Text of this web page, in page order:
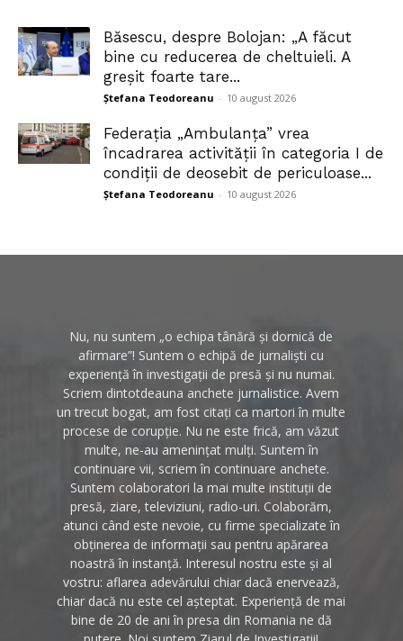
Băsescu, despre Bolojan: „A făcut
bine cu reducerea de cheltuieli. A
greșit foarte tare...
Ștefana Teodoreanu - 10 august 2026
Federația „Ambulanța” vrea
încadrarea activității în categoria I de
condiții de deosebit de periculoase...
Ștefana Teodoreanu - 10 august 2026
Nu, nu suntem „o echipa tânără și dornică de
afirmare”! Suntem o echipă de jurnaliști cu
experiență în investigații de presă și nu numai.
Scriem dintotdeauna anchete jurnalistice. Avem
un trecut bogat, am fost citați ca martori în multe
procese de corupție. Nu ne este frică, am văzut
multe, ne-au amenințat mulți. Suntem în
continuare vii, scriem în continuare anchete.
Suntem colaboratori la mai multe instituții de
presă, ziare, televiziuni, radio-uri. Colaborăm,
atunci când este nevoie, cu firme specializate în
obținerea de informații sau pentru apărarea
noastră în instanță. Interesul nostru este și al
vostru: aflarea adevărului chiar dacă enervează,
chiar dacă nu este cel așteptat. Experiență de mai
bine de 20 de ani în presa din Romania ne dă